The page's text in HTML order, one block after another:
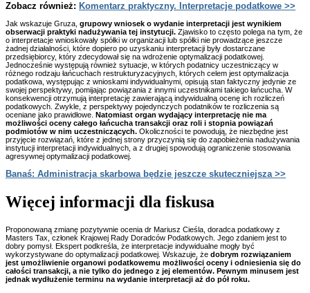
Zobacz również: Komentarz praktyczny. Interpretacje podatkowe >>
Jak wskazuje Gruza, grupowy wniosek o wydanie interpretacji jest wynikiem
obserwacji praktyki nadużywania tej instytucji. Zjawisko to często polega na tym, że
o interpretacje wnioskowały spółki w organizacji lub spółki nie prowadzące jeszcze
żadnej działalności, które dopiero po uzyskaniu interpretacji były dostarczane
przedsiębiorcy, który zdecydował się na wdrożenie optymalizacji podatkowej.
Jednocześnie występują również sytuacje, w których podatnicy uczestniczący w
różnego rodzaju łańcuchach restrukturyzacyjnych, których celem jest optymalizacja
podatkowa, występując z wnioskami indywidualnymi, opisują stan faktyczny jedynie ze
swojej perspektywy, pomijając powiązania z innymi uczestnikami takiego łańcucha. W
konsekwencji otrzymują interpretację zawierającą indywidualną ocenę ich rozliczeń
podatkowych. Zwykle, z perspektywy pojedynczych podatników te rozliczenia są
oceniane jako prawidłowe.
Natomiast organ wydający interpretację nie ma
możliwości oceny całego łańcucha transakcji oraz roli i stopnia powiązań
podmiotów w nim uczestniczących. Okoliczności te powodują, że niezbędne jest
przyjęcie rozwiązań, które z jednej strony przyczynią się do zapobieżenia nadużywania
instytucji interpretacji indywidualnych, a z drugiej spowodują ograniczenie stosowania
agresywnej optymalizacji podatkowej.
Banaś: Administracja skarbowa będzie jeszcze skuteczniejsza >>
Więcej informacji dla fiskusa
Proponowaną zmianę pozytywnie ocenia dr Mariusz Cieśla, doradca podatkowy z
Masters Tax, członek Krajowej Rady Doradców Podatkowych. Jego zdaniem jest to
dobry pomysł. Ekspert podkreśla, że interpretacje indywidualne mogły być
wykorzystywane do optymalizacji podatkowej. Wskazuje, że dobrym rozwiązaniem
jest umożliwienie organowi podatkowemu możliwości oceny i odniesienia się do
całości transakcji, a nie tylko do jednego z jej elementów. Pewnym minusem jest
jednak wydłużenie terminu na wydanie interpretacji aż do pół roku.